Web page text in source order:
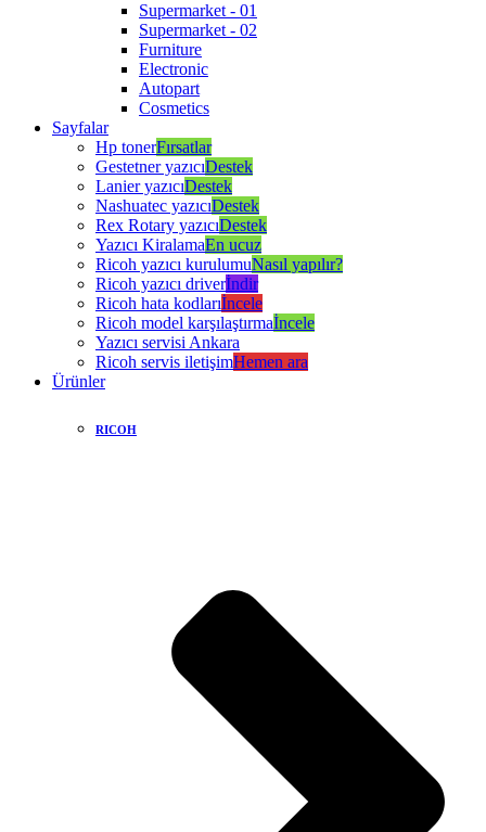
Supermarket - 01
Supermarket - 02
Furniture
Electronic
Autopart
Cosmetics
Sayfalar
Hp tonerFırsatlar
Gestetner yazıcıDestek
Lanier yazıcıDestek
Nashuatec yazıcıDestek
Rex Rotary yazıcıDestek
Yazıcı KiralamaEn ucuz
Ricoh yazıcı kurulumuNasıl yapılır?
Ricoh yazıcı driverİndir
Ricoh hata kodlarıİncele
Ricoh model karşılaştırmaİncele
Yazıcı servisi Ankara
Ricoh servis iletişimHemen ara
Ürünler
RICOH